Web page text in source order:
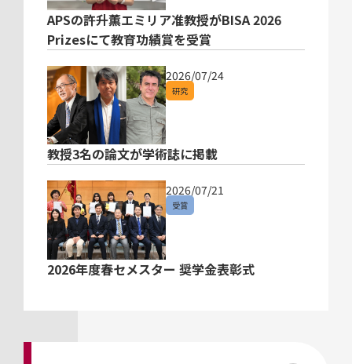
APSの許升薫エミリア准教授がBISA 2026
Prizesにて教育功績賞を受賞
2026/07/24
研究
教授3名の論文が学術誌に掲載
2026/07/21
受賞
2026年度春セメスター 奨学金表彰式